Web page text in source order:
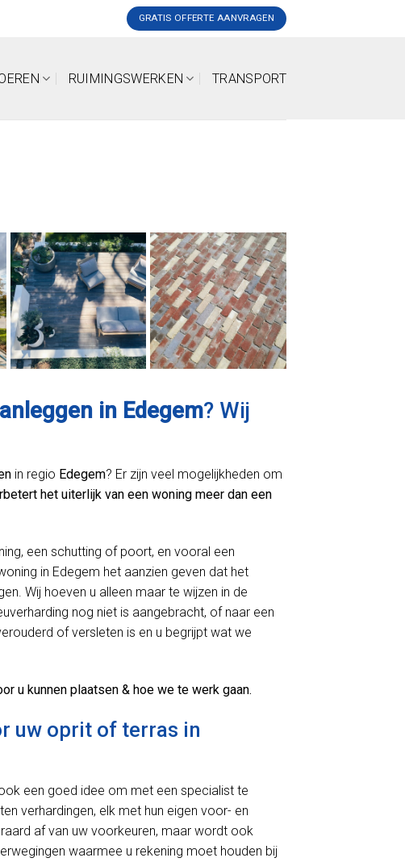
GRATIS OFFERTE AANVRAGEN
RUIMINGSWERKEN TRANSPORT
in Edegem? Wij
in regio Edegem? Er zijn veel mogelijkheden om
het uiterlijk van een woning meer dan een
een schutting of poort, en vooral een
in Edegem het aanzien geven dat het
Wij hoeven u alleen maar te wijzen in de
nog niet is aangebracht, of naar een
of versleten is en u begrijpt wat we
u kunnen plaatsen & hoe we te werk gaan.
uw oprit of terras in
een goed idee om met een specialist te
verhardingen, elk met hun eigen voor- en
af van uw voorkeuren, maar wordt ook
waarmee u rekening moet houden bij